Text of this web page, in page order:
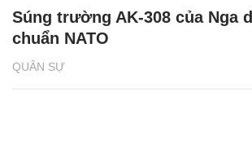
QUÂN SỰ
Súng trường AK-308 của Nga
chuẩn NATO